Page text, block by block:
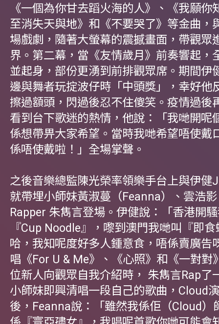
《一個為你甘去蹈火海的人》、《我願你
至消失天與地》和《不要哭了》等金曲，
場戲劇，隨著大螢幕的震撼畫面，帶觀眾
界。第二幕，當《友情歲月》前奏響起，
並起身，部份更湧到前排觀眾席。期間伊
邊與舞者玩掟波仔時「中頭獎」，幸好他
擦過額頭，閃過後忍不住傻笑。疫情過後
看到台下歌迷的熱情，他說：「我哋開呢
係想帶畀大家希望。當時我哋希望唔使戴
係唔使戴啦！」全場掌聲。
之後音樂總監陳光榮率領樂手台上與伊健
就帶埋小師妹黃淑蔓（Feanna）、雲浩
Rapper 朱雋言登場。伊健說：「香港開
『Cup Noodle』，嚟到澳門我哋叫『即
哈，我知呢度好多人鍾意食，唔係賣廣告
唱《For U & Me》、《心照》和《一對對
位新人向觀眾自我介紹時， 朱雋言Rap了
小師妹即興清唱一段自己的歌曲，Cloud
後，Feanna說：「雖然我係佢（Cloud）